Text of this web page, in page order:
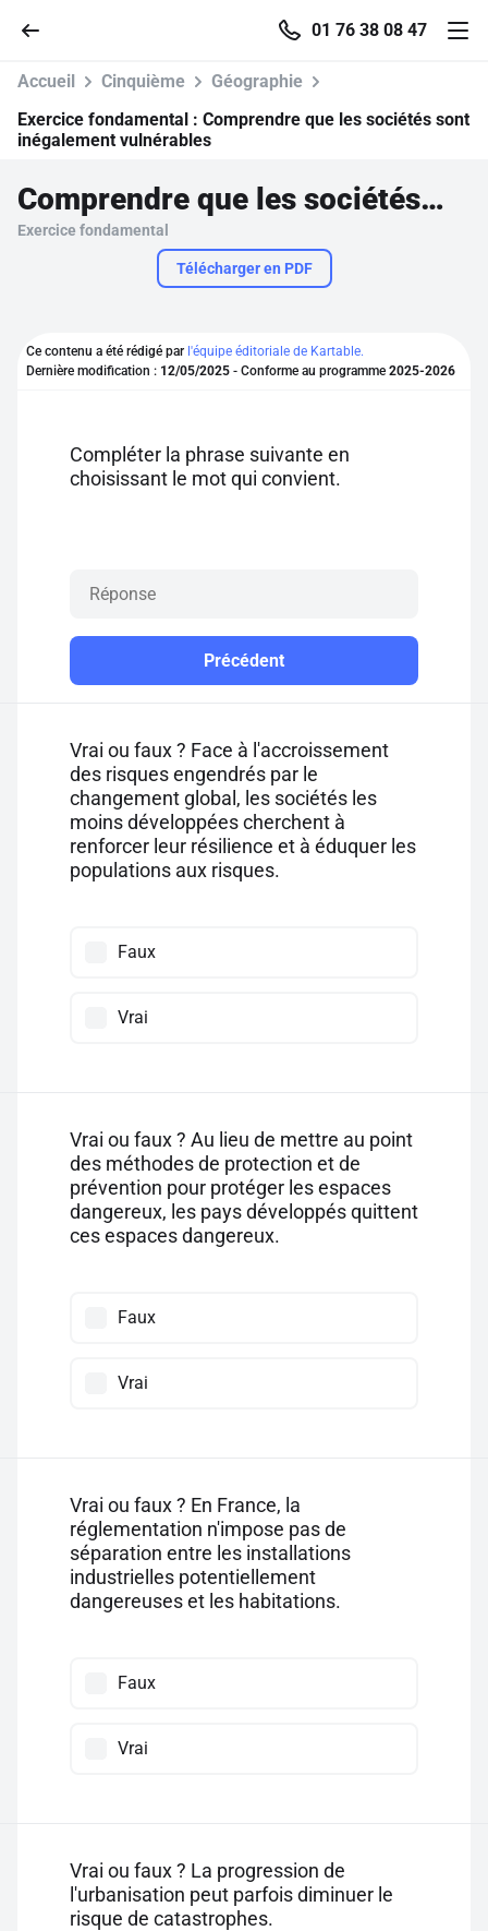
01 76 38 08 47
Parcourir
Se connecter
Pour profiter de 10 contenus offerts.
Accueil Cinquième
Géographie
Exercice fondamental : Comprendre que les sociétés sont
inégalement vulnérables
Comprendre que les sociétés sont inégalement vulnérables
Exercice fondamental
Télécharger en PDF
Ce contenu a été rédigé par l'équipe éditoriale de Kartable.
Dernière modification : 12/05/2025 - Conforme au programme 2025-2026
Compléter la phrase suivante en
choisissant le mot qui convient.
Précédent
Vrai ou faux ? Face à l'accroissement
des risques engendrés par le
changement global, les sociétés les
moins développées cherchent à
renforcer leur résilience et à éduquer les
populations aux risques.
Faux
Vrai
Vrai ou faux ? Au lieu de mettre au point
des méthodes de protection et de
prévention pour protéger les espaces
dangereux, les pays développés quittent
ces espaces dangereux.
Faux
Vrai
Vrai ou faux ? En France, la
réglementation n'impose pas de
séparation entre les installations
industrielles potentiellement
dangereuses et les habitations.
Faux
Vrai
Vrai ou faux ? La progression de
l'urbanisation peut parfois diminuer le
risque de catastrophes.